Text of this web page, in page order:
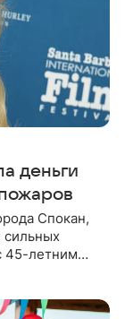
деньги
Спокан,
сильных
45-летним